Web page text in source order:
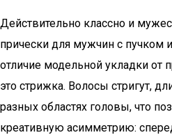
Действительно классно и
прически для мужчин с пучком
отличие модельной укладки от
это стрижка. Волосы стригут,
разных областях головы, что
креативную асимметрию: